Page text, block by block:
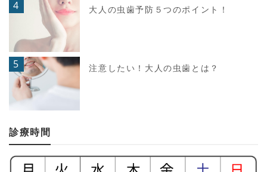
4 大人の虫歯予防５つのポイント！
5 注意したい！大人の虫歯とは？
診療時間